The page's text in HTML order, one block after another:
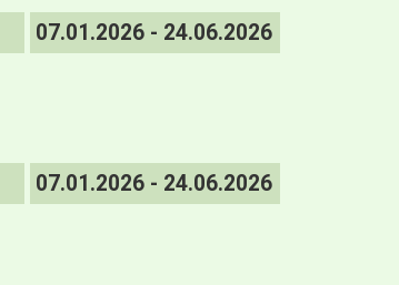
07.01.2026 - 24.06.2026
07.01.2026 - 24.06.2026